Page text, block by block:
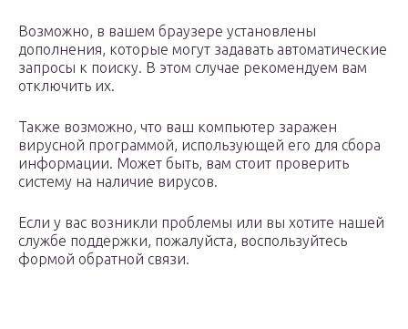
Возможно, в вашем браузере установлены
дополнения, которые могут задавать автоматические
запросы к поиску. В этом случае рекомендуем вам
отключить их.
Также возможно, что ваш компьютер заражен
вирусной программой, использующей его для сбора
информации. Может быть, вам стоит проверить
систему на наличие вирусов.
Если у вас возникли проблемы или вы хотите нашей
службе поддержки, пожалуйста, воспользуйтесь
формой обратной связи.